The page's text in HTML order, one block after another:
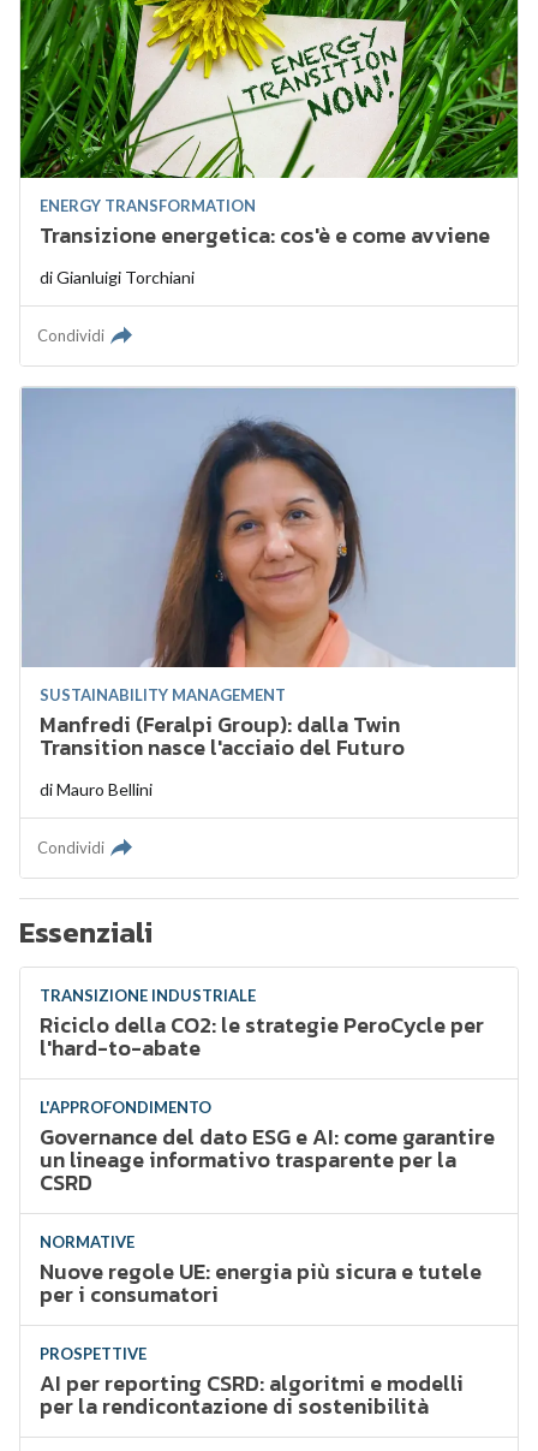
ENERGY TRANSFORMATION
Transizione energetica: cos'è e come avviene
diGianluigi Torchiani
Condividi
SUSTAINABILITY MANAGEMENT
Manfredi (Feralpi Group): dalla Twin
Transition nasce l'acciaio del Futuro
diMauro Bellini
Condividi
Essenziali
TRANSIZIONE INDUSTRIALE
Riciclo della CO2: le strategie PeroCycle per
l'hard-to-abate
L'APPROFONDIMENTO
Governance del dato ESG e AI: come garantire
un lineage informativo trasparente per la
CSRD
NORMATIVE
Nuove regole UE: energia più sicura e tutele
per i consumatori
PROSPETTIVE
AI per reporting CSRD: algoritmi e modelli
per la rendicontazione di sostenibilità